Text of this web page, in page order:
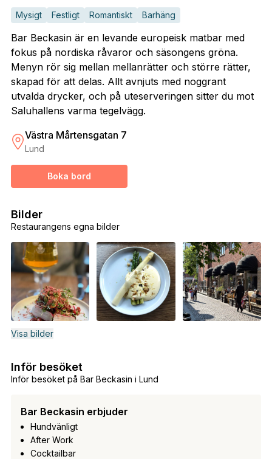
Mysigt Festligt Romantiskt Barhäng
Bar Beckasin är en levande europeisk matbar med
fokus på nordiska råvaror och säsongens gröna.
Menyn rör sig mellan mellanrätter och större rätter,
skapad för att delas. Allt avnjuts med noggrant
utvalda drycker, och på uteserveringen sitter du mot
Saluhallens varma tegelvägg.
Västra Mårtensgatan 7
Lund
Boka bord
Restaurangens egna bilder
Bilder
Visa bilder
Inför besöket på Bar Beckasin i Lund
Inför besöket
Bar Beckasin erbjuder
Hundvänligt
After Work
Cocktailbar